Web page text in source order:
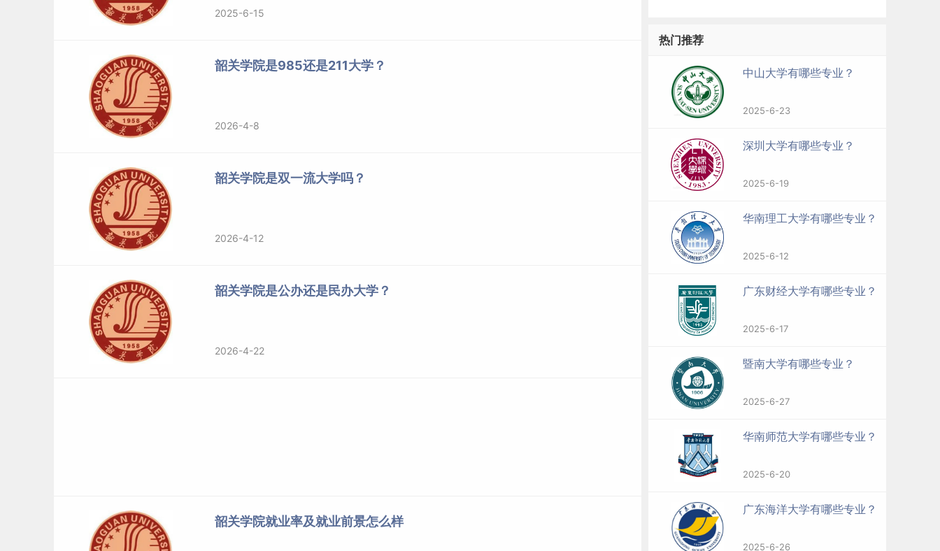
2025-6-15
韶关学院是985还是211大学？
2026-4-8
韶关学院是双一流大学吗？
2026-4-12
韶关学院是公办还是民办大学？
2026-4-22
韶关学院就业率及就业前景怎么样
热门推荐
中山大学有哪些专业？
2025-6-23
深圳大学有哪些专业？
2025-6-19
华南理工大学有哪些专业？
2025-6-12
广东财经大学有哪些专业？
2025-6-17
暨南大学有哪些专业？
2025-6-27
华南师范大学有哪些专业？
2025-6-20
广东海洋大学有哪些专业？
2025-6-26